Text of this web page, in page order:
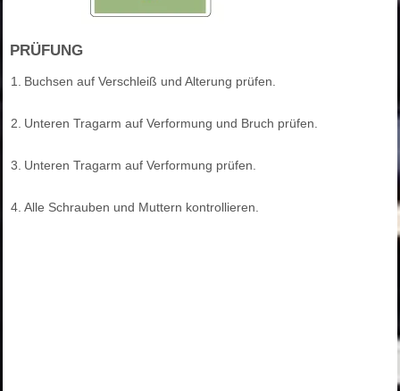
PRÜFUNG
1. Buchsen auf Verschleiß und Alterung prüfen.
2. Unteren Tragarm auf Verformung und Bruch prüfen.
3. Unteren Tragarm auf Verformung prüfen.
4. Alle Schrauben und Muttern kontrollieren.